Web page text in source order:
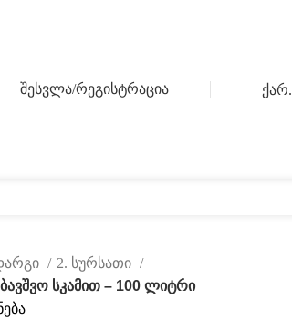
შესვლა/რეგისტრაცია ქარ.
2. სურსათი
სკამით – 100 ლიტრი